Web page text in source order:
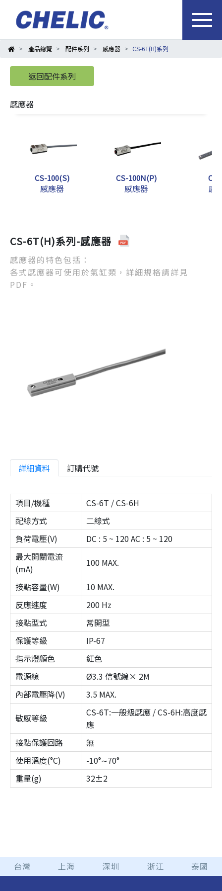
產品總覽 配件系列 感應器 CS-6T(H)系列
返回配件系列
感應器
CS-100(S)
感應器
CS-100N(P)
感應器 感
CS-6T(H)系列-感應器
感應器的特色包括：
各式感應器可使用於氣缸類，詳細規格請詳見
PDF。
詳細資料 訂購代號
項目/機種
CS-6T / CS-6H
配線方式
二線式
負荷電壓(V)
DC : 5 ~ 120 AC : 5 ~ 120
最大開關電流
(mA)
100 MAX.
接點容量(W)
10 MAX.
反應速度
200 Hz
接點型式
常開型
保護等級
IP-67
指示燈顏色
紅色
電源線
Ø3.3 信號線× 2M
內部電壓降(V)
3.5 MAX.
敏感等級
CS-6T:一般級感應 / CS-6H:高度感
應
接點保護回路
無
使用溫度(°C)
-10°∼70°
重量(g)
32±2
台灣 上海 深圳 浙江 泰國